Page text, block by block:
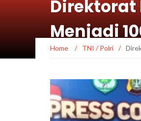
Direktorat
Menjadi
Home / TNI / Polri /